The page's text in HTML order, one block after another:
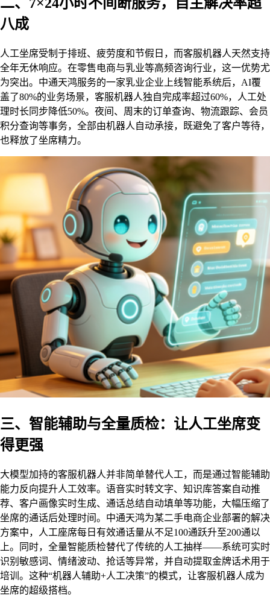
八成
人工坐席受制于排班、疲劳度和节假日，而客服机器人天然支持
全年无休响应。在零售电商与乳业等高频咨询行业，这一优势尤
为突出。中通天鸿服务的一家乳业企业上线智能系统后，AI覆
盖了80%的业务场景，客服机器人独自完成率超过60%，人工处
理时长同步降低50%。夜间、周末的订单查询、物流跟踪、会员
积分查询等事务，全部由机器人自动承接，既避免了客户等待，
也释放了坐席精力。
三、智能辅助与全量质检：让人工坐席变
得更强
大模型加持的客服机器人并非简单替代人工，而是通过智能辅助
能力反向提升人工效率。语音实时转文字、知识库答案自动推
荐、客户画像实时生成、通话总结自动填单等功能，大幅压缩了
坐席的通话后处理时间。中通天鸿为某二手电商企业部署的解决
方案中，人工座席每日有效通话量从不足100通跃升至200通以
上。同时，全量智能质检替代了传统的人工抽样——系统可实时
识别敏感词、情绪波动、抢话等异常，并自动提取金牌话术用于
培训。这种“机器人辅助+人工决策”的模式，让客服机器人成为
坐席的超级搭档。